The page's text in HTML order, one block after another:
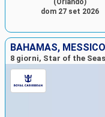
(Orlando)
dom 27 set 2026
BAHAMAS,
8 giorni, Star of the Seas